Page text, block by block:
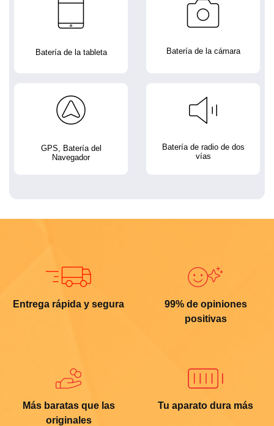
Batería de la tableta Batería de la cámara
GPS, Batería del
Navegador
Batería de radio de dos
vías
Entrega rápida y segura
99% de opiniones
positivas
Más baratas que las
originales
Tu aparato dura más